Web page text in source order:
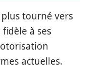
tourné vers
à ses
actuelles.